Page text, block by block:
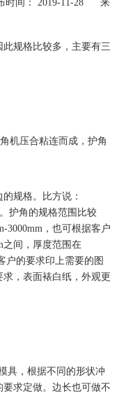
间： 2019-11-28 来
规格比较多，主要有三
机压合粘连而成，护角
规格。比方说：
护角的规格范围比较
3000mm，也可根据客户
之间，厚度范围在
户的要求印上需要的图
，表面裱白纸，外观更
具，根据不同的形状冲
求定做。边长也可做不